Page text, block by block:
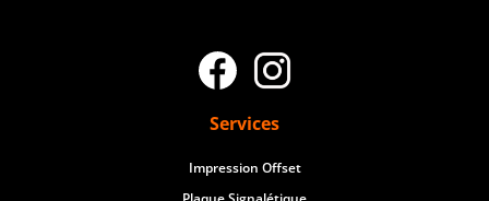
Services
Impression Offset